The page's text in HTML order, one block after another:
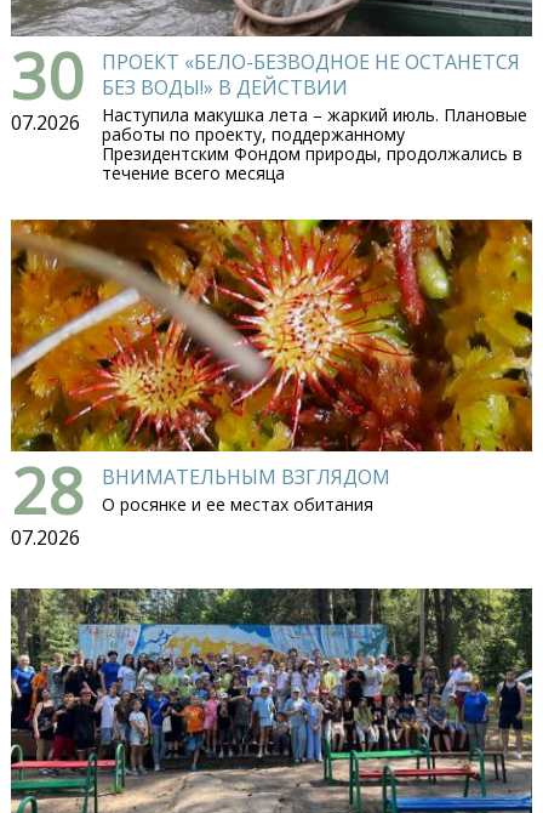
30
07.2026
ПРОЕКТ «БЕЛО-БЕЗВОДНОЕ НЕ ОСТАНЕТСЯ
БЕЗ ВОДЫ!» В ДЕЙСТВИИ
Наступила макушка лета – жаркий июль. Плановые
работы по проекту, поддержанному
Президентским Фондом природы, продолжались в
течение всего месяца
28
07.2026
ВНИМАТЕЛЬНЫМ ВЗГЛЯДОМ
О росянке и ее местах обитания